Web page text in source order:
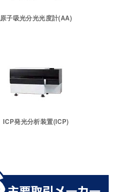
原子吸光分光光度計(AA)
ICP発光分析装置(ICP)